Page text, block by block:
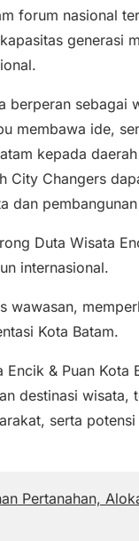
forum nasional
generasi
berperan sebagai
membawa ide,
kepada
City Changers
Duta Wisata
internasional.
wawasan,
Kota Batam.
& Puan Kota
destinasi wisata,
serta
Pertanahan,